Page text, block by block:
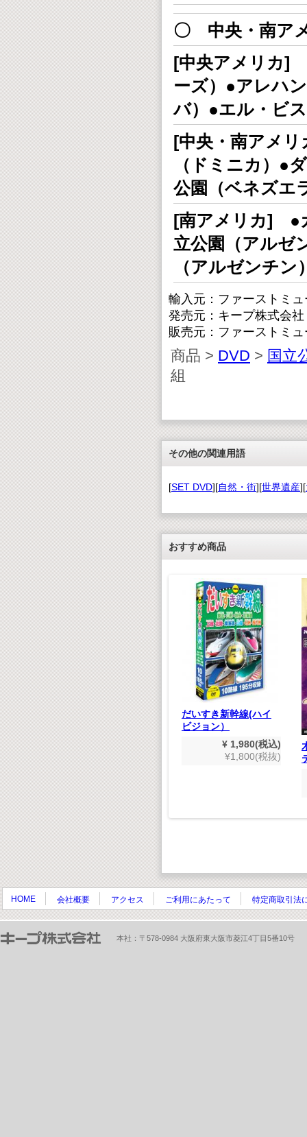
〇 中央・南ア
[中央アメリカ]
ーズ）●アレハ
バ）●エル・ビ
[中央・南アメ
（ドミニカ）●
公園（ベネズエ
[南アメリカ] ●
立公園（アルゼ
（アルゼンチン
輸入元：ファーストミ
発売元：キープ株式会社
販売元：ファーストミ
商品 > DVD > 国立
組
その他の関連用語
[SET DVD][自然・街][世界遺産][
おすすめ商品
うわ
ター
税込)
税抜)
のりものだいすき
¥ 1,980(税込)
¥1,800(税抜)
だいすき新幹線(ハイ
ビジョン）
¥ 1,980(税込)
¥1,800(税抜)
HOME 会社概要 アクセス ご利用にあたって 特定商取引法
本社：〒578-0984 大阪府東大阪市菱江4丁目5番10号